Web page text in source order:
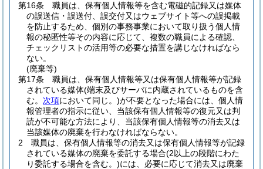
第16条
職員は、保有個人情報等を含む電磁的記録又は媒体
の誤送信・誤送付、誤交付又はウェブサイト等への誤掲載
を防止するため、個別の事務事業において取り扱う個人情
報の秘匿性等その内容に応じて、複数の職員による確認、
チェックリストの活用等の必要な措置を講じなければなら
ない。
(廃棄等)
第17条
職員は、保有個人情報等又は保有個人情報等が記録
されている媒体(端末及びサーバに内蔵されているものを含
む。 次項において同じ。)が不要となった場合には、個人情
報管理者の指示に従い、当該保有個人情報等の復元又は判
読が不可能な方法により、当該保有個人情報等の消去又は
当該媒体の廃棄を行わなければならない。
2
職員は、保有個人情報等の消去又は保有個人情報等が記録
されている媒体の廃棄を委託する場合(2以上の段階にわた
り委託する場合を含む。)には、必要に応じて消去又は廃棄